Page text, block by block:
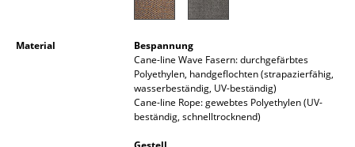
Einzelbetten
Material
Bespannung
Cane-line Wave Fasern: durchgefärbtes
Polyethylen, handgeflochten (strapazierfähig,
wasserbeständig, UV-beständig)
Cane-line Rope: gewebtes Polyethylen (UV-
beständig, schnelltrocknend)